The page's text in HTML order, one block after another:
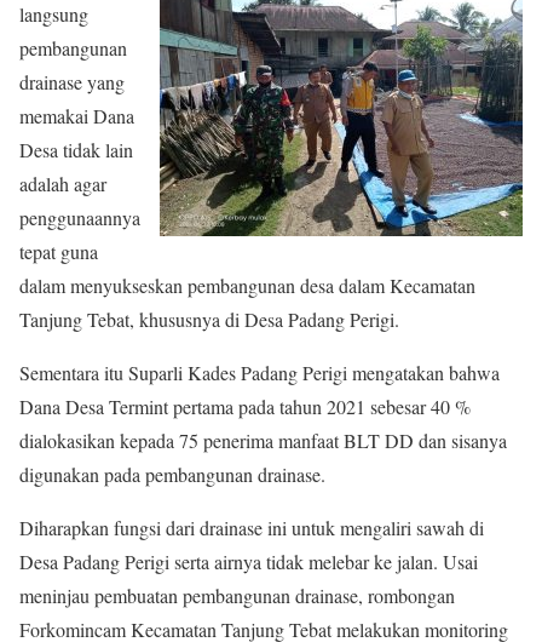
langsung
pembangunan
drainase yang
memakai Dana
Desa tidak lain
adalah agar
penggunaannya
tepat guna
dalam menyukseskan pembangunan desa dalam Kecamatan
Tanjung Tebat, khususnya di Desa Padang Perigi.
Sementara itu Suparli Kades Padang Perigi mengatakan bahwa
Dana Desa Termint pertama pada tahun 2021 sebesar 40 %
dialokasikan kepada 75 penerima manfaat BLT DD dan sisanya
digunakan pada pembangunan drainase.
Diharapkan fungsi dari drainase ini untuk mengaliri sawah di
Desa Padang Perigi serta airnya tidak melebar ke jalan. Usai
meninjau pembuatan pembangunan drainase, rombongan
Forkomincam Kecamatan Tanjung Tebat melakukan monitoring